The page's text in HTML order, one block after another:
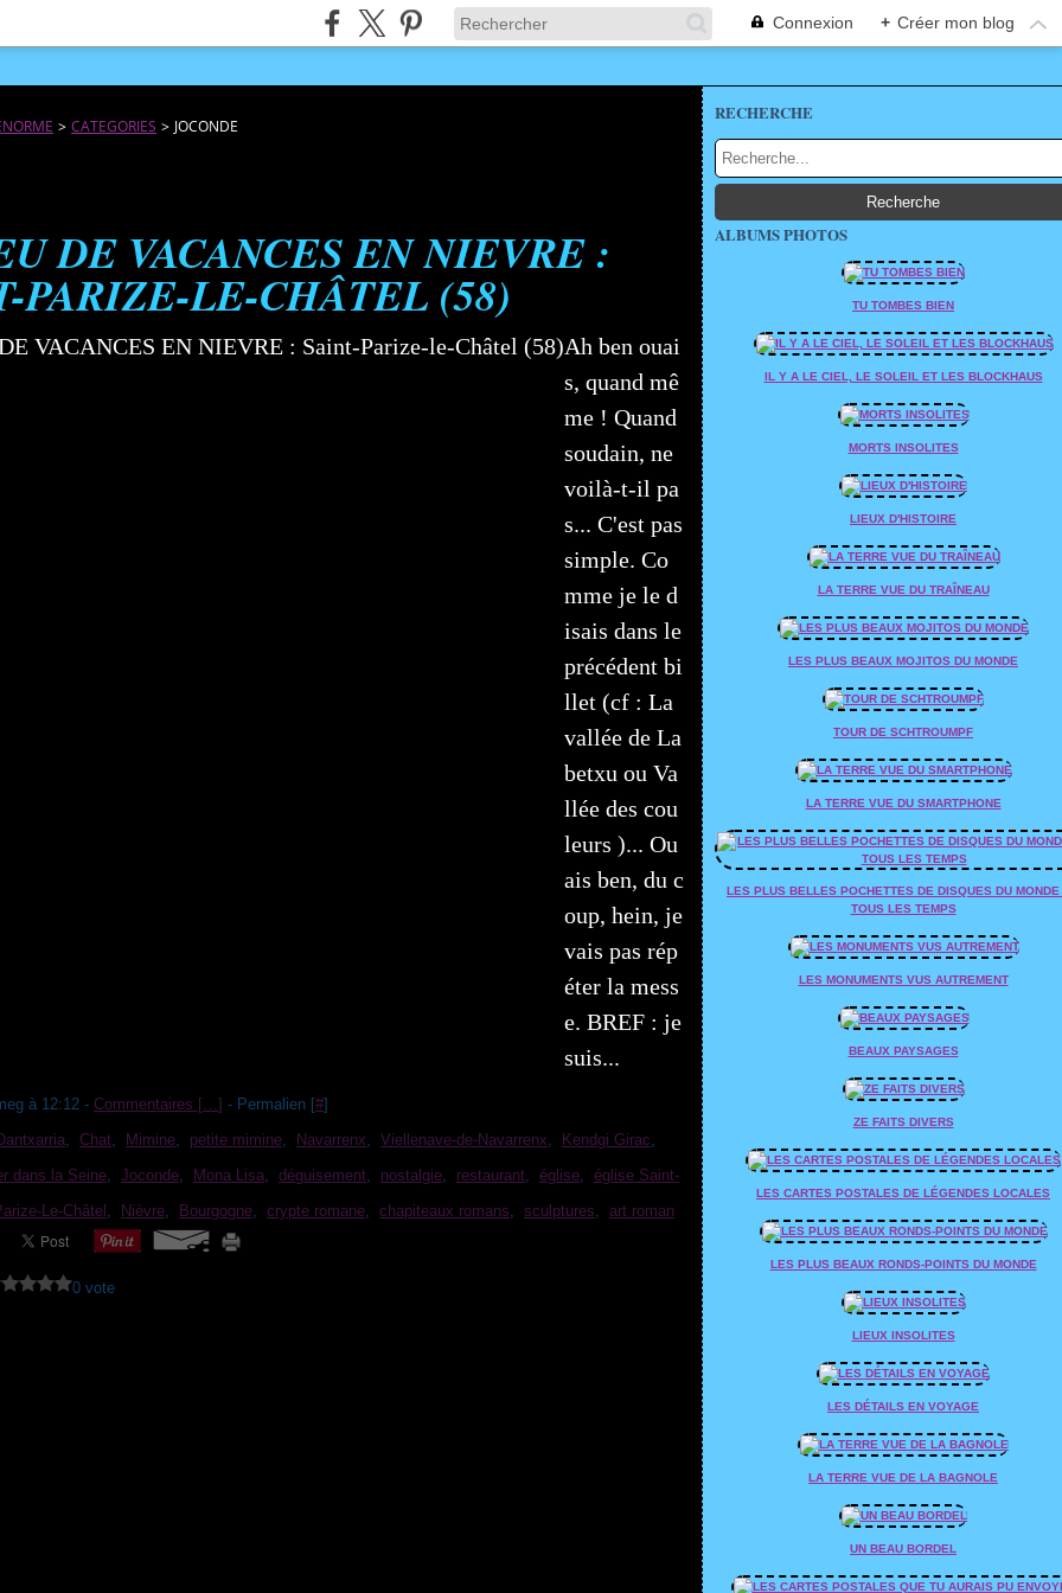
Connexion + Créer mon blog
> CATEGORIES > JOCONDE
DE VACANCES EN NIEVRE :
PARIZE-LE-CHÂTEL (58)
Ah ben ouai
s, quand mê
me ! Quand
soudain, ne
voilà-t-il pa
s... C'est pas
simple. Co
mme je le d
isais dans le
précédent bi
llet (cf : La
vallée de La
betxu ou Va
llée des cou
leurs )... Ou
ais ben, du c
oup, hein, je
vais pas rép
éter la mess
e. BREF : je
suis...
à 12:12 - Commentaires […] - Permalien [#]
, Chat, Mimine, petite mimine, Navarrenx, Viellenave-de-Navarrenx, Kendgi Girac,
dans la Seine, Joconde, Mona Lisa, déguisement, nostalgie, restaurant, église, église Saint-
Le-Châtel , Nièvre, Bourgogne, crypte romane, chapiteaux romans, sculptures, art roman
0 vote
RECHERCHE
ALBUMS PHOTOS
TU TOMBES BIEN
IL Y A LE CIEL, LE SOLEIL ET LES BLOCKHAUS
MORTS INSOLITES
LIEUX D'HISTOIRE
LA TERRE VUE DU TRAÎNEAU
LES PLUS BEAUX MOJITOS DU MONDE
TOUR DE SCHTROUMPF
LA TERRE VUE DU SMARTPHONE
LES PLUS BELLES POCHETTES DE DISQUES DU MONDE
TOUS LES TEMPS
LES MONUMENTS VUS AUTREMENT
BEAUX PAYSAGES
ZE FAITS DIVERS
LES CARTES POSTALES DE LÉGENDES LOCALES
LES PLUS BEAUX RONDS-POINTS DU MONDE
LIEUX INSOLITES
LES DÉTAILS EN VOYAGE
LA TERRE VUE DE LA BAGNOLE
UN BEAU BORDEL